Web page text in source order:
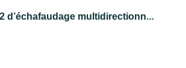
Lot de 60 m2 d’échafaudage multidirectionnel VERO